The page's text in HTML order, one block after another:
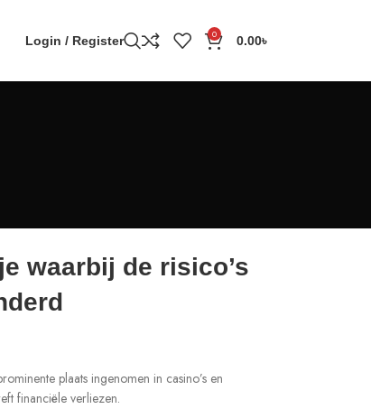
Login / Register 0 0.00৳
waarbij de risico’s
plaats ingenomen in casino’s en
financiële verliezen.